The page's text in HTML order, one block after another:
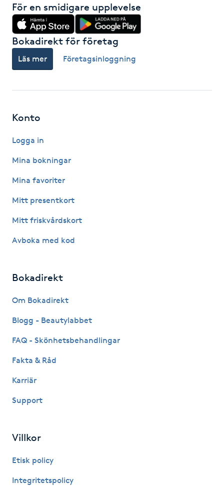
Gravidyoga
Gruppträning
Gua Sha-massage
H
Headspa
HIFU
Hot Stone Massage
Huduppstramning
För en smidigare upplevelse
Bokadirekt för företag
Läs mer Företagsinloggning
Konto
Logga in
Mina bokningar
Mina favoriter
Mitt presentkort
Mitt friskvårdskort
Avboka med kod
Bokadirekt
Om Bokadirekt
Blogg - Beautylabbet
FAQ - Skönhetsbehandlingar
Fakta & Råd
Karriär
Support
Villkor
Etisk policy
Integritetspolicy